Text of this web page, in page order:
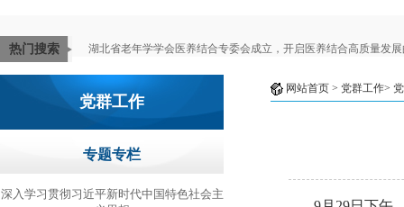
热门搜索 湖北省老年学学会医养结合专委会成立，开启医养结合高质量发
党群工作
专题专栏
深入学习贯彻习近平新时代中国特色社会主
网站首页 > 党群工作>